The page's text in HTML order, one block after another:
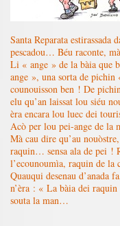
Santa Reparata estirassada
pescadou… Béu raconte,
Li « ange » de la bàia que
ange », una sorta de
counouisson ben ! De
elu qu’an laissat lou siéu
èra encara lou luec dei
Acò per lou pei-ange de la
Mà cau dire qu’au
raquin… sensa ala de pei !
l’ecounoumìa, raquin de
Quauqui desenau d’anada
n’èra : « La bàia dei
souta la man…